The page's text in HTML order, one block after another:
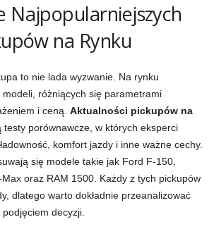
Najpopularniejszych
na Rynku
to nie lada wyzwanie. Na rynku
różniących się parametrami
i ceną. Aktualności pickupów na
testy porównawcze, w których eksperci
komfort jazdy i inne ważne cechy.
się modele takie jak Ford F-150,
oraz RAM 1500. Każdy z tych pickupów
dlatego warto dokładnie przeanalizować
decyzji.